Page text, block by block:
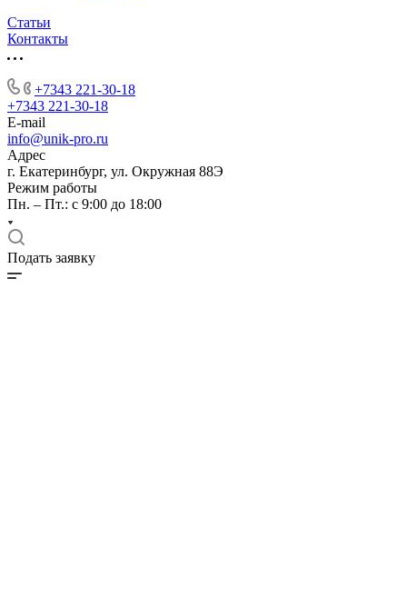
Статьи
Контакты
+7343 221-30-18
+7343 221-30-18
E-mail
info@unik-pro.ru
Адрес
г. Екатеринбург, ул. Окружная 88Э
Режим работы
Пн. – Пт.: с 9:00 до 18:00
Подать заявку